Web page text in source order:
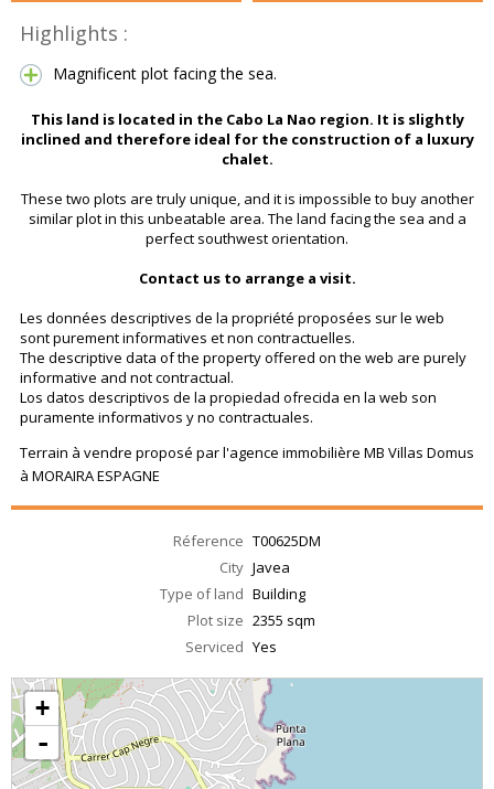
Highlights :
Magnificent plot facing the sea.
This land is located in the Cabo La Nao region. It is slightly
inclined and therefore ideal for the construction of a luxury
chalet.
These two plots are truly unique, and it is impossible to buy another
similar plot in this unbeatable area. The land facing the sea and a
perfect southwest orientation.
Contact us to arrange a visit.
Les données descriptives de la propriété proposées sur le web
sont purement informatives et non contractuelles.
The descriptive data of the property offered on the web are purely
informative and not contractual.
Los datos descriptivos de la propiedad ofrecida en la web son
puramente informativos y no contractuales.
Terrain à vendre proposé par l'agence immobilière MB Villas Domus
à MORAIRA ESPAGNE
Réference T00625DM
City Javea
Type of land Building
Plot size 2355 sqm
Serviced Yes
+
-